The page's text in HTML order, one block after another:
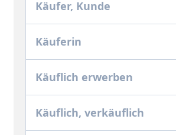
Käufer, Kunde
Käuferin
Käuflich erwerben
Käuflich, verkäuflich